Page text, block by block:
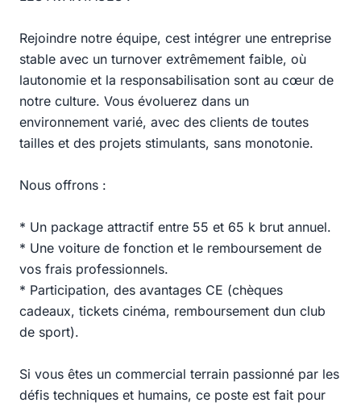
Rejoindre notre équipe, cest intégrer une entreprise
stable avec un turnover extrêmement faible, où
lautonomie et la responsabilisation sont au cœur de
notre culture. Vous évoluerez dans un
environnement varié, avec des clients de toutes
tailles et des projets stimulants, sans monotonie.
Nous offrons :
* Un package attractif entre 55 et 65 k brut annuel.
* Une voiture de fonction et le remboursement de
vos frais professionnels.
* Participation, des avantages CE (chèques
cadeaux, tickets cinéma, remboursement dun club
de sport).
Si vous êtes un commercial terrain passionné par les
défis techniques et humains, ce poste est fait pour